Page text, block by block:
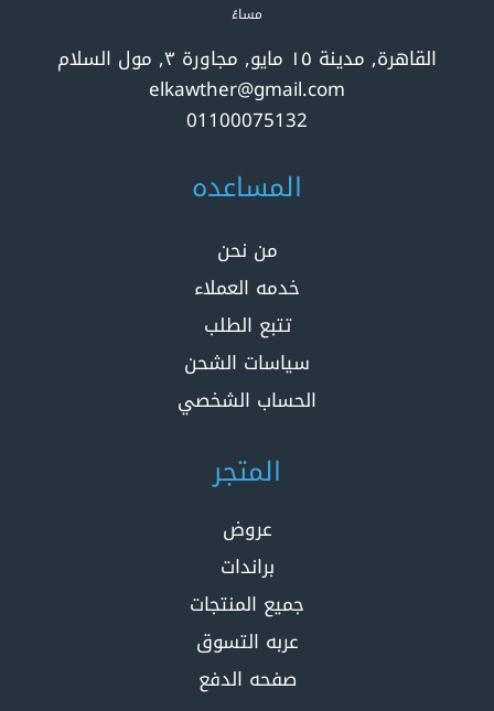
مساءً
القاهرة, مدينة ١٥ مايو, مجاورة ٣, مول السلام
elkawther@gmail.com
01100075132
المساعده
من نحن
خدمه العملاء
تتبع الطلب
سياسات الشحن
الحساب الشخصي
المتجر
عروض
براندات
جميع المنتجات
عربه التسوق
صفحه الدفع